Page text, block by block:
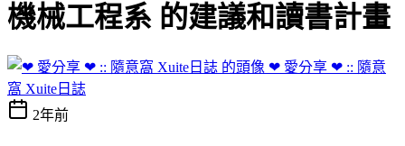
機械工程系 的建議和讀書計畫
❤ 愛分享 ❤ :: 隨意
窩 Xuite日誌
2年前